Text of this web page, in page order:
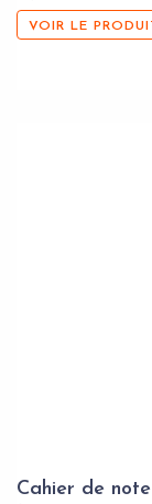
VOIR LE
Cahier de